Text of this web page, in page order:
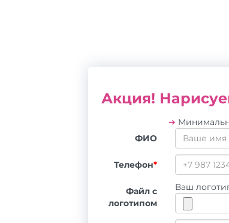
Акция!
➔
ФИО
Телефон*
Файл с
логотипом
Ваш